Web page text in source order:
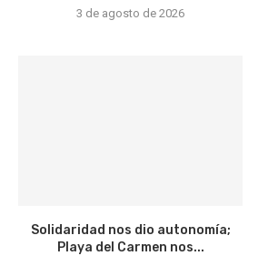
3 de agosto de 2026
Solidaridad nos dio autonomía;
Playa del Carmen nos...